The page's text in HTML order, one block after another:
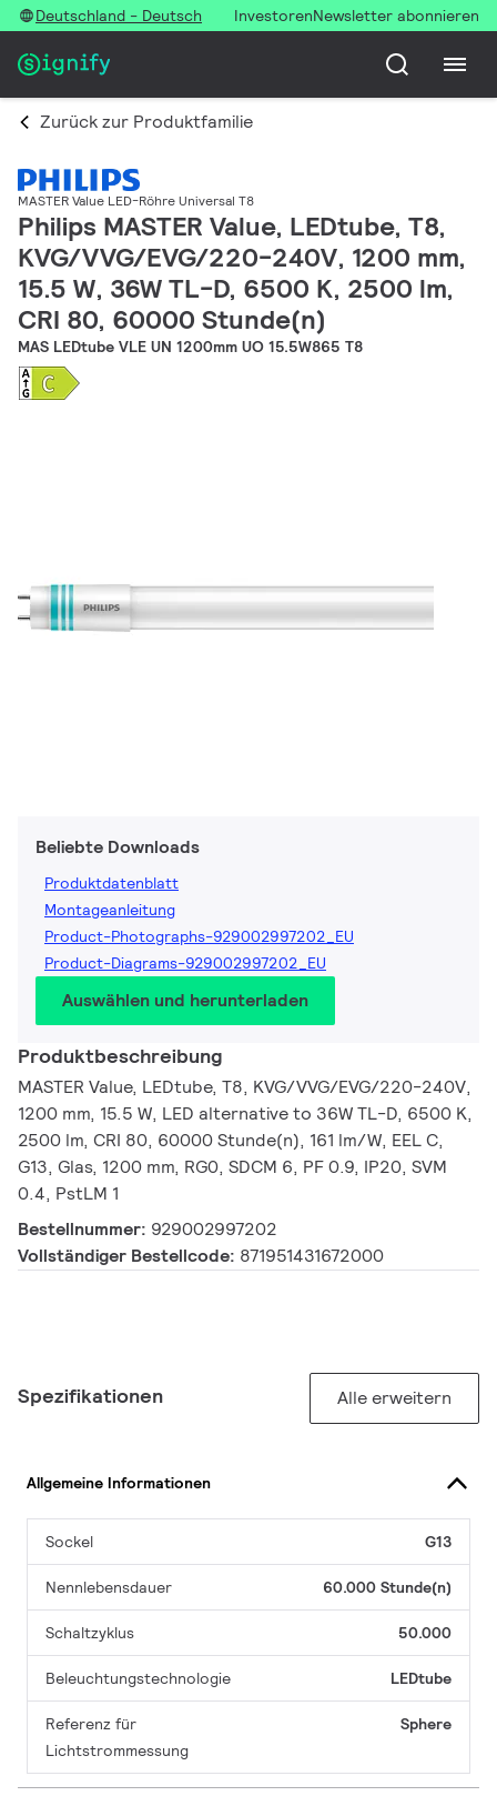
Deutschland - Deutsch InvestorenNewsletter abonnieren
Zurück zur Produktfamilie
MASTER Value LED-Röhre Universal T8
Philips MASTER Value, LEDtube, T8,
KVG/VVG/EVG/220-240V, 1200 mm,
15.5 W, 36W TL-D, 6500 K, 2500 lm,
CRI 80, 60000 Stunde(n)
MAS LEDtube VLE UN 1200mm UO 15.5W865 T8
Beliebte Downloads
Produktdatenblatt
Montageanleitung
Product-Photographs-929002997202_EU
Product-Diagrams-929002997202_EU
Auswählen und herunterladen
Produktbeschreibung
MASTER Value, LEDtube, T8, KVG/VVG/EVG/220-240V,
1200 mm, 15.5 W, LED alternative to 36W TL-D, 6500 K,
2500 lm, CRI 80, 60000 Stunde(n), 161 lm/W, EEL C,
G13, Glas, 1200 mm, RG0, SDCM 6, PF 0.9, IP20, SVM
0.4, PstLM 1
Bestellnummer: 929002997202
Vollständiger Bestellcode: 871951431672000
Spezifikationen Alle erweitern
Allgemeine Informationen
Sockel G13
Nennlebensdauer 60.000 Stunde(n)
Schaltzyklus 50.000
Beleuchtungstechnologie LEDtube
Referenz für
Lichtstrommessung
Sphere